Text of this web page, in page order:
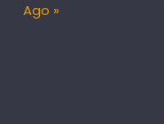
Ago »